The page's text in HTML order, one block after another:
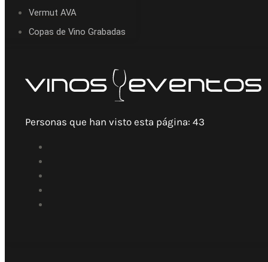
Vermut AVA
Copas de Vino Grabadas
Personas que han visto esta página: 43